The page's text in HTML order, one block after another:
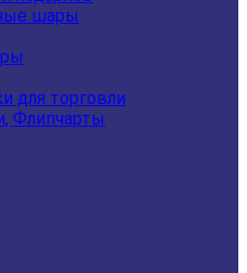
шары
для торговли
Флипчарты